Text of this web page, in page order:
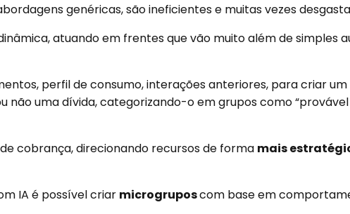
genéricas, são ineficientes e muitas vezes
atuando em frentes que vão muito além de simples
perfil de consumo, interações anteriores, para criar um
uma dívida, categorizando-o em grupos como “provável
cobrança, direcionando recursos de forma mais
IA é possível criar microgruposcom base em